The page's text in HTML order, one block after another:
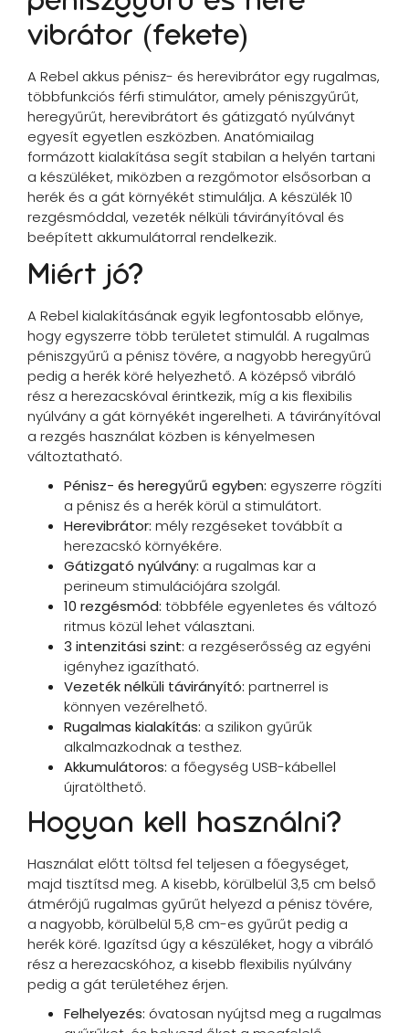
vibrátor (fekete)
A Rebel akkus pénisz- és herevibrátor egy rugalmas,
többfunkciós férfi stimulátor, amely péniszgyűrűt,
heregyűrűt, herevibrátort és gátizgató nyúlványt
egyesít egyetlen eszközben. Anatómiailag
formázott kialakítása segít stabilan a helyén tartani
a készüléket, miközben a rezgőmotor elsősorban a
herék és a gát környékét stimulálja. A készülék 10
rezgésmóddal, vezeték nélküli távirányítóval és
beépített akkumulátorral rendelkezik.
Miért jó?
A Rebel kialakításának egyik legfontosabb előnye,
hogy egyszerre több területet stimulál. A rugalmas
péniszgyűrű a pénisz tövére, a nagyobb heregyűrű
pedig a herék köré helyezhető. A középső vibráló
rész a herezacskóval érintkezik, míg a kis flexibilis
nyúlvány a gát környékét ingerelheti. A távirányítóval
a rezgés használat közben is kényelmesen
változtatható.
Pénisz- és heregyűrű egyben: egyszerre rögzíti
a pénisz és a herék körül a stimulátort.
Herevibrátor: mély rezgéseket továbbít a
herezacskó környékére.
Gátizgató nyúlvány: a rugalmas kar a
perineum stimulációjára szolgál.
10 rezgésmód: többféle egyenletes és változó
ritmus közül lehet választani.
3 intenzitási szint: a rezgéserősség az egyéni
igényhez igazítható.
Vezeték nélküli távirányító: partnerrel is
könnyen vezérelhető.
Rugalmas kialakítás: a szilikon gyűrűk
alkalmazkodnak a testhez.
Akkumulátoros: a főegység USB-kábellel
újratölthető.
Hogyan kell használni?
Használat előtt töltsd fel teljesen a főegységet,
majd tisztítsd meg. A kisebb, körülbelül 3,5 cm belső
átmérőjű rugalmas gyűrűt helyezd a pénisz tövére,
a nagyobb, körülbelül 5,8 cm-es gyűrűt pedig a
herék köré. Igazítsd úgy a készüléket, hogy a vibráló
rész a herezacskóhoz, a kisebb flexibilis nyúlvány
pedig a gát területéhez érjen.
Felhelyezés: óvatosan nyújtsd meg a rugalmas